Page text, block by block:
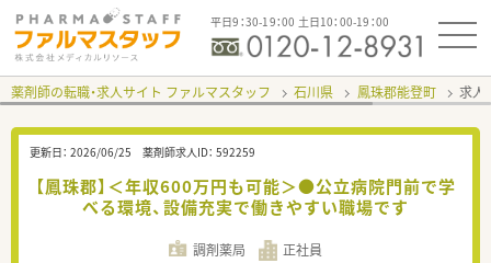
平日9：30-19：00 土日10：00-19：00
薬剤師の転職・求人サイト ファルマスタッフ 石川県 鳳珠郡能登町 求人
更新日： 2026/06/25 薬剤師求人ID： 592259
【鳳珠郡】＜年収600万円も可能＞●公立病院門前で学
べる環境、設備充実で働きやすい職場です
調剤薬局 正社員